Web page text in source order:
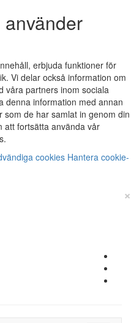
erbjuda funktioner för
Vi delar också information om
våra partners inom sociala
denna information med annan
de har samlat in genom din
att fortsätta använda vår
cookies Hantera cookie-
×